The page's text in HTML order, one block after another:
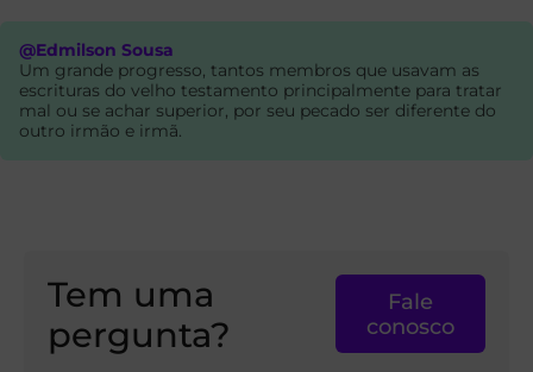
@Edmilson Sousa
Um grande progresso, tantos membros que usavam as
escrituras do velho testamento principalmente para tratar
mal ou se achar superior, por seu pecado ser diferente do
outro irmão e irmã.
Tem uma
pergunta?
Fale
conosco